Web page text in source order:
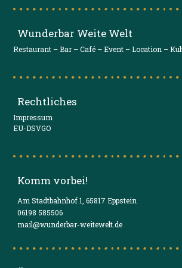
Wunderbar Weite Welt
Restaurant – Bar – Café – Event – Location –
Rechtliches
Impressum
EU-DSVGO
Komm vorbei!
Am Stadtbahnhof 1, 65817 Eppstein
06198 585506
mail@wunderbar-weitewelt.de